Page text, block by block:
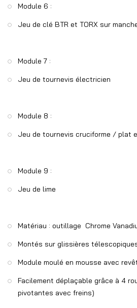
Module 6 :
Jeu de clé BTR et TORX sur
Module 7 :
Jeu de tournevis électricien
Module 8 :
Jeu de tournevis cruciforme / plat
Module 9 :
Jeu de lime
Matériau : outillage Chrome
Montés sur glissières
Module moulé en mousse avec
Facilement déplaçable grâce à 4
pivotantes avec freins)